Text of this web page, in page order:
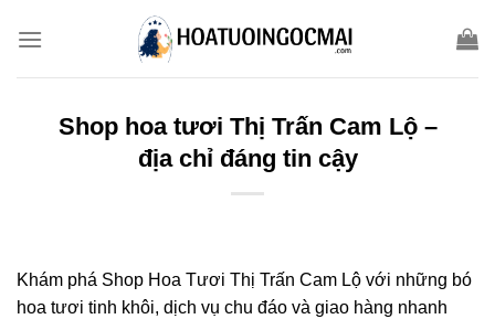
Shop hoa tươi Thị Trấn Cam Lộ –
địa chỉ đáng tin cậy
Khám phá Shop Hoa Tươi Thị Trấn Cam Lộ với những bó
hoa tươi tinh khôi, dịch vụ chu đáo và giao hàng nhanh